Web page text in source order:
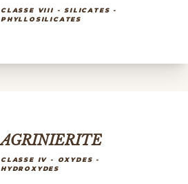
CLASSE VIII - SILICATES -
PHYLLOSILICATES
AGRINIERITE
CLASSE IV - OXYDES -
HYDROXYDES